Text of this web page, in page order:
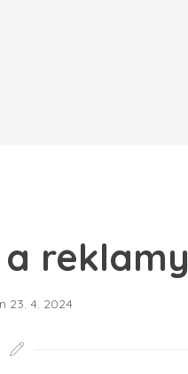
reklamy
23. 4. 2024